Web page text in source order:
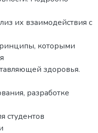
их взаимодействия с
которыми
здоровья.
разработке
студентов